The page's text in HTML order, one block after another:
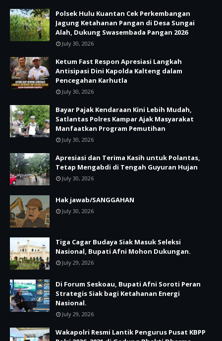
Polsek Hulu Kuantan Cek Perkembangan
Jagung Ketahanan Pangan di Desa Sungai
Alah, Dukung Swasembada Pangan 2026
July 30, 2026
Ketum Fast Respon Apresiasi Langkah
Antisipasi Dini Kapolda Kalteng dalam
Pencegahan Karhutla
July 30, 2026
Bayar Pajak Kendaraan Kini Lebih Mudah,
Satlantas Polres Kampar Ajak Masyarakat
Manfaatkan Program Pemutihan
July 30, 2026
Apresiasi dan Terima Kasih untuk Polantas,
Tetap Mengabdi di Tengah Guyuran Hujan
July 30, 2026
Hak jawab/SANGGAHAN
July 30, 2026
Tiga Cagar Budaya Siak Masuk Seleksi
Nasional, Bupati Afni Mohon Dukungan.
July 29, 2026
Di Forum Seskoau, Bupati Afni Soroti Peran
Strategis Siak bagi Ketahanan Energi
Nasional.
July 29, 2026
Wakapolri Resmi Lantik Pengurus Pusat KBPP